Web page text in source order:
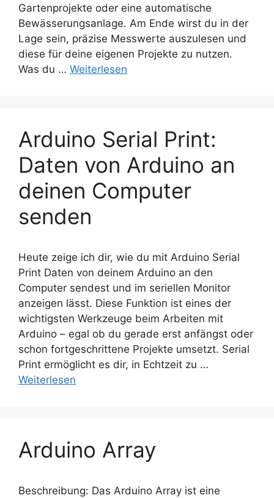
Gartenprojekte oder eine automatische
Bewässerungsanlage. Am Ende wirst du in der
Lage sein, präzise Messwerte auszulesen und
diese für deine eigenen Projekte zu nutzen.
Was du … Weiterlesen
Arduino Serial Print:
Daten von Arduino an
deinen Computer
senden
Heute zeige ich dir, wie du mit Arduino Serial
Print Daten von deinem Arduino an den
Computer sendest und im seriellen Monitor
anzeigen lässt. Diese Funktion ist eines der
wichtigsten Werkzeuge beim Arbeiten mit
Arduino – egal ob du gerade erst anfängst oder
schon fortgeschrittene Projekte umsetzt. Serial
Print ermöglicht es dir, in Echtzeit zu …
Weiterlesen
Arduino Array
Beschreibung: Das Arduino Array ist eine